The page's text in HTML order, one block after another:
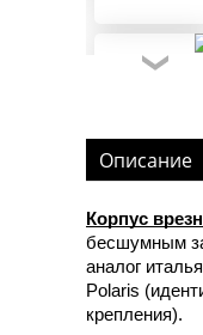
Описание
Корпус
бесшумным
аналог
Polaris
крепления).